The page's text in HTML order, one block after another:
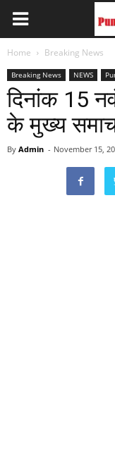
Home Breaking News
Breaking News NEWS
दिनांक 15
के मुख्य
By Admin - November 15,